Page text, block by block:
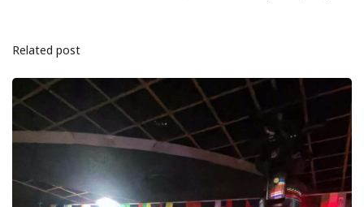
Related post